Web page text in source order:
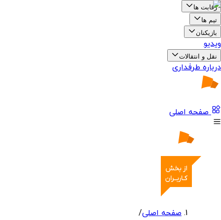
رقابت ها
تیم ها
بازیکنان
ویدیو
نقل و انتقالات
درباره طرفداری
صفحه اصلی
صفحه اصلی/